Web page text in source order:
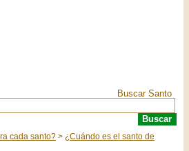
Buscar Santo
cada santo?
¿Cuándo es el santo de